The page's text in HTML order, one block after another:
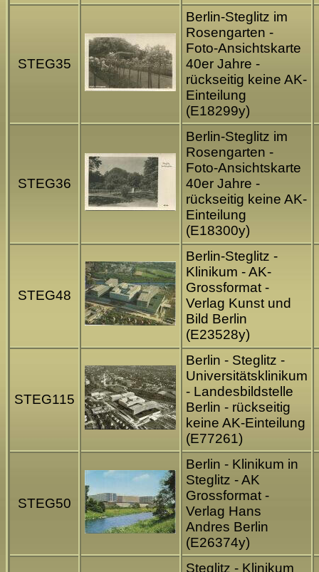
STEG35
Berlin-Steglitz im
Rosengarten -
Foto-Ansichtskarte
40er Jahre -
rückseitig keine AK-
Einteilung
(E18299y)
STEG36
Berlin-Steglitz im
Rosengarten -
Foto-Ansichtskarte
40er Jahre -
rückseitig keine AK-
Einteilung
(E18300y)
STEG48
Berlin-Steglitz -
Klinikum - AK-
Grossformat -
Verlag Kunst und
Bild Berlin
(E23528y)
STEG115
Berlin - Steglitz -
Universitätsklinikum
- Landesbildstelle
Berlin - rückseitig
keine AK-Einteilung
(E77261)
STEG50
Berlin - Klinikum in
Steglitz - AK
Grossformat -
Verlag Hans
Andres Berlin
(E26374y)
Steglitz - Klinikum